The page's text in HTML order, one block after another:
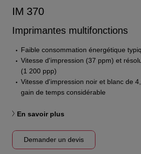
IM 370
Imprimantes multifonctions
Faible consommation énergétique
Vitesse d'impression (37 ppm) et
(1 200 ppp)
Vitesse d'impression noir et blanc de
gain de temps considérable
En savoir plus
Demander un devis